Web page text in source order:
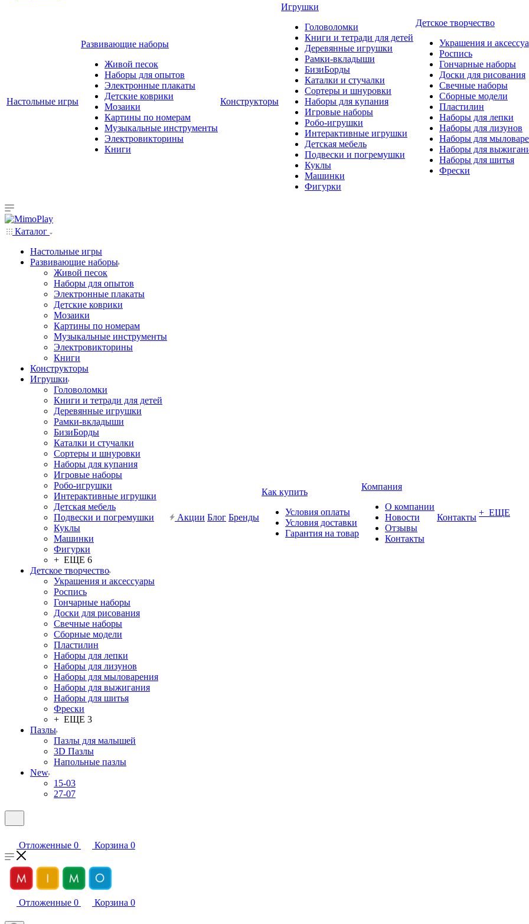
Настольные игры
Развивающие наборы
Живой песок
Наборы для опытов
Электронные плакаты
Детские коврики
Мозаики
Картины по номерам
Музыкальные инструменты
Электровикторины
Книги
Конструкторы
Игрушки
Головоломки
Книги и тетради для детей
Деревянные игрушки
Рамки-вкладыши
БизиБорды
Каталки и стучалки
Сортеры и шнуровки
Наборы для купания
Игровые наборы
Робо-игрушки
Интерактивные игрушки
Детская мебель
Подвески и погремушки
Куклы
Машинки
Фигурки
Детское творчество
Украшения и
Роспись
Гончарные наборы
Доски для рисования
Свечные наборы
Сборные модели
Пластилин
Наборы для лепки
Наборы для лизунов
Наборы для
Наборы для
Наборы для шитья
Фрески
Каталог
Настольные игры
Развивающие наборы
Живой песок
Наборы для опытов
Электронные плакаты
Детские коврики
Мозаики
Картины по номерам
Музыкальные инструменты
Электровикторины
Книги
Конструкторы
Игрушки
Головоломки
Книги и тетради для детей
Деревянные игрушки
Рамки-вкладыши
БизиБорды
Каталки и стучалки
Сортеры и шнуровки
Наборы для купания
Игровые наборы
Робо-игрушки
Интерактивные игрушки
Детская мебель
Подвески и погремушки
Куклы
Машинки
Фигурки
+ ЕЩЕ 6
Детское творчество
Украшения и аксессуары
Роспись
Гончарные наборы
Доски для рисования
Свечные наборы
Сборные модели
Пластилин
Наборы для лепки
Наборы для лизунов
Наборы для мыловарения
Наборы для выжигания
Наборы для шитья
Фрески
+ ЕЩЕ 3
Пазлы
Пазлы для малышей
3D Пазлы
Напольные пазлы
New
15-03
27-07
Акции Блог Бренды
Как купить
Условия оплаты
Условия доставки
Гарантия на товар
Компания
О компании
Новости
Отзывы
Контакты
Контакты + ЕЩЕ
Отложенные 0 Корзина 0
Отложенные 0 Корзина 0